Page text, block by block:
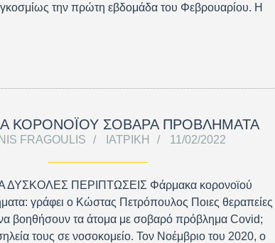
την πρώτη εβδομάδα του Φεβρουαρίου. Η
ΚΟΡΟΝΟΪΟΥ ΣΟΒΑΡΑ ΠΡΟΒΛΗΜΑΤΑ
FRAGOULIS ΙΑΤΡΙΚΉ 11/02/2022
ΔΥΣΚΟΛΕΣ ΠΕΡΙΠΤΩΣΕΙΣ Φάρμακα κορονοϊού
γράφει ο Κώστας Πετρόπουλος Ποιες θεραπείες
βοηθήσουν τα άτομα με σοβαρό πρόβλημα Covid;
τους σε νοσοκομείο. Τον Νοέμβριο του 2020, ο